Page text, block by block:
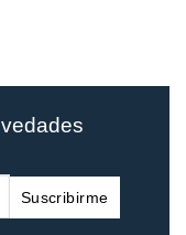
Suscribirme